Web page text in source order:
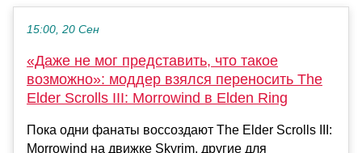
15:00, 20 Сен
«Даже не мог представить, что такое
возможно»: моддер взялся переносить The
Elder Scrolls III: Morrowind в Elden Ring
Пока одни фанаты воссоздают The Elder Scrolls III:
Morrowind на движке Skyrim, другие для